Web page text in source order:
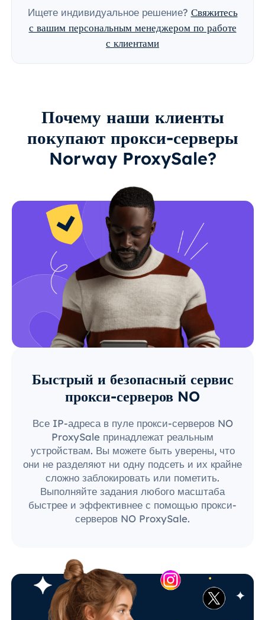
Ищете индивидуальное решение? Свяжитесь
с вашим персональным менеджером по работе
с клиентами
Почему наши клиенты
покупают прокси-серверы
Norway ProxySale?
Быстрый и безопасный сервис
прокси-серверов NO
Все IP-адреса в пуле прокси-серверов NO
ProxySale принадлежат реальным
устройствам. Вы можете быть уверены, что
они не разделяют ни одну подсеть и их крайне
сложно заблокировать или пометить.
Выполняйте задания любого масштаба
быстрее и эффективнее с помощью прокси-
серверов NO ProxySale.